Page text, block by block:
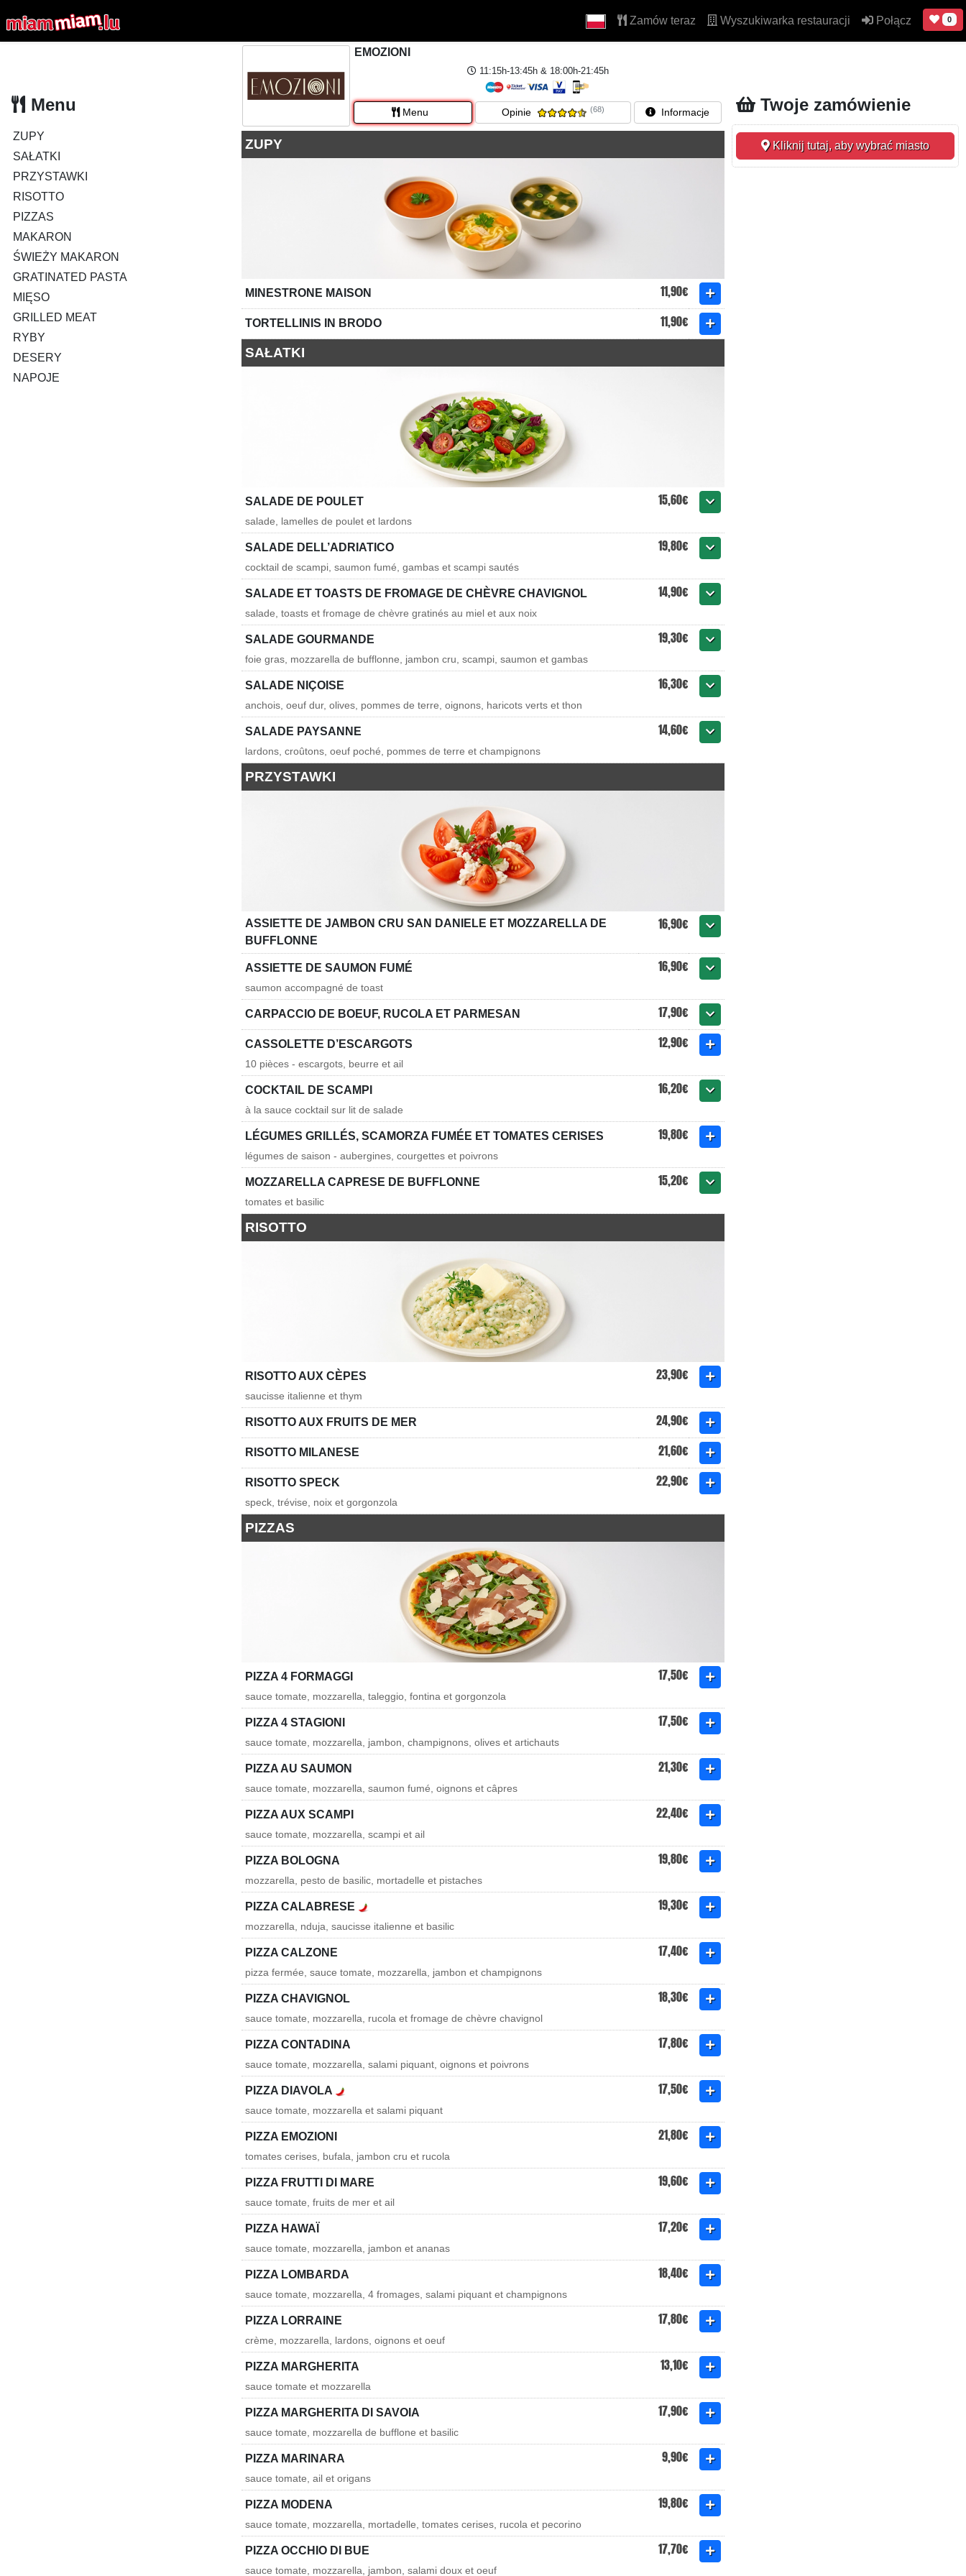
Zamów teraz Wyszukiwarka restauracji Połącz 0
Menu
ZUPY
SAŁATKI
PRZYSTAWKI
RISOTTO
PIZZAS
MAKARON
ŚWIEŻY MAKARON
GRATINATED PASTA
MIĘSO
GRILLED MEAT
RYBY
DESERY
NAPOJE
EMOZIONI
11:15h-13:45h & 18:00h-21:45h
Menu Opinie (68) Informacje
ZUPY
MINESTRONE MAISON 11,90€
TORTELLINIS IN BRODO 11,90€
SAŁATKI
SALADE DE POULET 15,60€
salade, lamelles de poulet et lardons
SALADE DELL’ADRIATICO 19,80€
cocktail de scampi, saumon fumé, gambas et scampi sautés
SALADE ET TOASTS DE FROMAGE DE CHÈVRE CHAVIGNOL 14,90€
salade, toasts et fromage de chèvre gratinés au miel et aux noix
SALADE GOURMANDE 19,30€
foie gras, mozzarella de bufflonne, jambon cru, scampi, saumon et gambas
SALADE NIÇOISE 16,30€
anchois, oeuf dur, olives, pommes de terre, oignons, haricots verts et thon
SALADE PAYSANNE 14,60€
lardons, croûtons, oeuf poché, pommes de terre et champignons
PRZYSTAWKI
ASSIETTE DE JAMBON CRU SAN DANIELE ET MOZZARELLA DE
BUFFLONNE
16,90€
ASSIETTE DE SAUMON FUMÉ 16,90€
saumon accompagné de toast
CARPACCIO DE BOEUF, RUCOLA ET PARMESAN 17,90€
CASSOLETTE D’ESCARGOTS 12,90€
10 pièces - escargots, beurre et ail
COCKTAIL DE SCAMPI 16,20€
à la sauce cocktail sur lit de salade
LÉGUMES GRILLÉS, SCAMORZA FUMÉE ET TOMATES CERISES 19,80€
légumes de saison - aubergines, courgettes et poivrons
MOZZARELLA CAPRESE DE BUFFLONNE 15,20€
tomates et basilic
RISOTTO
RISOTTO AUX CÈPES 23,90€
saucisse italienne et thym
RISOTTO AUX FRUITS DE MER 24,90€
RISOTTO MILANESE 21,60€
RISOTTO SPECK 22,90€
speck, trévise, noix et gorgonzola
PIZZAS
PIZZA 4 FORMAGGI 17,50€
sauce tomate, mozzarella, taleggio, fontina et gorgonzola
PIZZA 4 STAGIONI 17,50€
sauce tomate, mozzarella, jambon, champignons, olives et artichauts
PIZZA AU SAUMON 21,30€
sauce tomate, mozzarella, saumon fumé, oignons et câpres
PIZZA AUX SCAMPI 22,40€
sauce tomate, mozzarella, scampi et ail
PIZZA BOLOGNA 19,80€
mozzarella, pesto de basilic, mortadelle et pistaches
PIZZA CALABRESE 19,30€
mozzarella, nduja, saucisse italienne et basilic
PIZZA CALZONE 17,40€
pizza fermée, sauce tomate, mozzarella, jambon et champignons
PIZZA CHAVIGNOL 18,30€
sauce tomate, mozzarella, rucola et fromage de chèvre chavignol
PIZZA CONTADINA 17,80€
sauce tomate, mozzarella, salami piquant, oignons et poivrons
PIZZA DIAVOLA 17,50€
sauce tomate, mozzarella et salami piquant
PIZZA EMOZIONI 21,80€
tomates cerises, bufala, jambon cru et rucola
PIZZA FRUTTI DI MARE 19,60€
sauce tomate, fruits de mer et ail
PIZZA HAWAÏ 17,20€
sauce tomate, mozzarella, jambon et ananas
PIZZA LOMBARDA 18,40€
sauce tomate, mozzarella, 4 fromages, salami piquant et champignons
PIZZA LORRAINE 17,80€
crème, mozzarella, lardons, oignons et oeuf
PIZZA MARGHERITA 13,10€
sauce tomate et mozzarella
PIZZA MARGHERITA DI SAVOIA 17,90€
sauce tomate, mozzarella de bufflone et basilic
PIZZA MARINARA 9,90€
sauce tomate, ail et origans
PIZZA MODENA 19,80€
sauce tomate, mozzarella, mortadelle, tomates cerises, rucola et pecorino
PIZZA OCCHIO DI BUE 17,70€
sauce tomate, mozzarella, jambon, salami doux et oeuf
Twoje zamówienie
Kliknij tutaj, aby wybrać miasto